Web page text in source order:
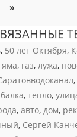
»
, 50 лет Октября,
яма, газ, лужа,
,
, тепло,
, авто, дом,
, Сергей